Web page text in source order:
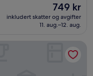
Prisen
er
749 kr
749 kr
inkludert skatter og avgifter
11. aug.–12. aug.